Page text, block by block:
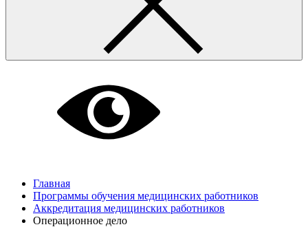
Главная
Программы обучения медицинских работников
Аккредитация медицинских работников
Операционное дело